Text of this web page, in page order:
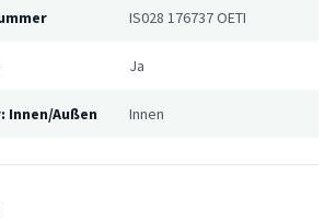
IS028 176737 OETI
Ja
Innen/Außen Innen